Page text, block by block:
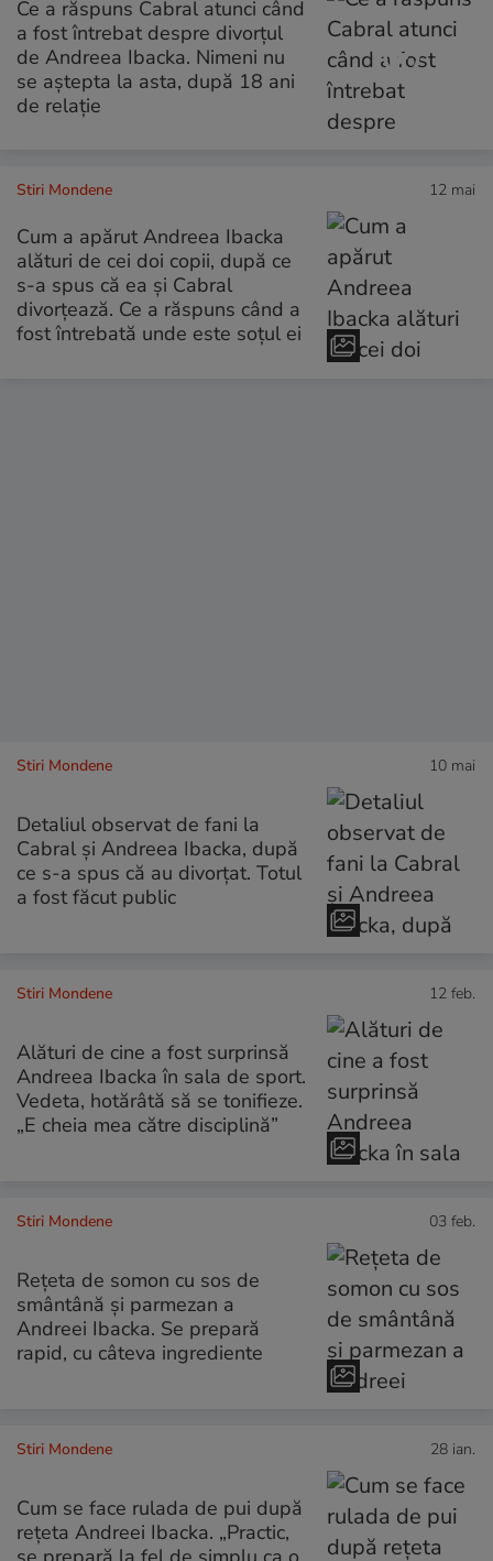
Ce a răspuns Cabral atunci când
a fost întrebat despre divorțul
de Andreea Ibacka. Nimeni nu
se aștepta la asta, după 18 ani
de relație
Stiri Mondene 12 mai
Cum a apărut Andreea Ibacka
alături de cei doi copii, după ce
s-a spus că ea și Cabral
divorțează. Ce a răspuns când a
fost întrebată unde este soțul ei
Stiri Mondene 10 mai
Detaliul observat de fani la
Cabral și Andreea Ibacka, după
ce s-a spus că au divorțat. Totul
a fost făcut public
Stiri Mondene 12 feb.
Alături de cine a fost surprinsă
Andreea Ibacka în sala de sport.
Vedeta, hotărâtă să se tonifieze.
„E cheia mea către disciplină”
Stiri Mondene 03 feb.
Rețeta de somon cu sos de
smântână și parmezan a
Andreei Ibacka. Se prepară
rapid, cu câteva ingrediente
Stiri Mondene 28 ian.
Cum se face rulada de pui după
rețeta Andreei Ibacka. „Practic,